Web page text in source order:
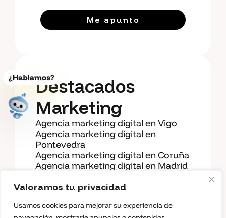
Valoramos tu privacidad
Usamos cookies para mejorar su experiencia de
Me apunto
Destacados
Marketing
Agencia marketing digital en Vigo
Agencia marketing digital en
Pontevedra
Agencia marketing digital en Coruña
Agencia marketing digital en Madrid
Agencia SEO en Madrid
Diseño web en Vigo
Abrir diagnostico guiado